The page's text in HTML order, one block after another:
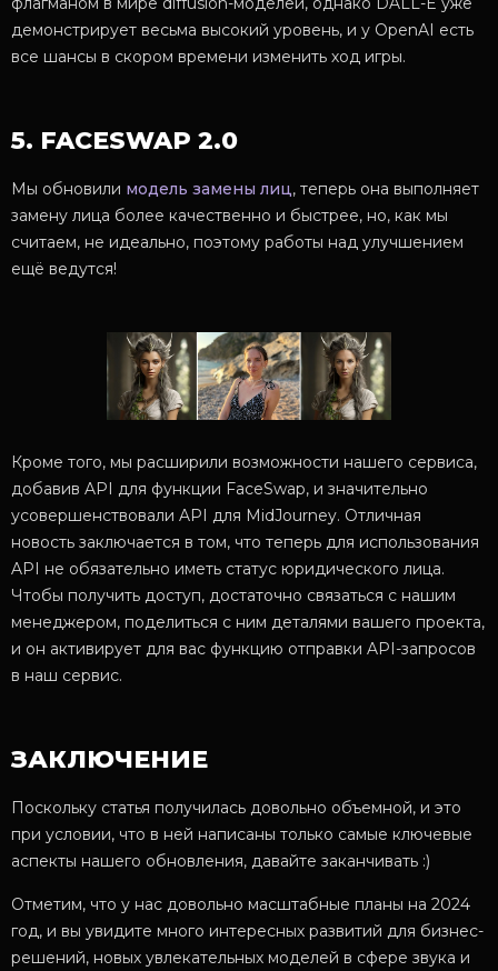
демонстрирует весьма высокий уровень, и у OpenAI есть
все шансы в скором времени изменить ход игры.
5. FACESWAP 2.0
Мы обновили модель замены лиц, теперь она выполняет
замену лица более качественно и быстрее, но, как мы
считаем, не идеально, поэтому работы над улучшением
ещё ведутся!
Кроме того, мы расширили возможности нашего сервиса,
добавив API для функции FaceSwap, и значительно
усовершенствовали API для MidJourney. Отличная
новость заключается в том, что теперь для использования
API не обязательно иметь статус юридического лица.
Чтобы получить доступ, достаточно связаться с нашим
менеджером, поделиться с ним деталями вашего проекта,
и он активирует для вас функцию отправки API-запросов
в наш сервис.
ЗАКЛЮЧЕНИЕ
Поскольку статья получилась довольно объемной, и это
при условии, что в ней написаны только самые ключевые
аспекты нашего обновления, давайте заканчивать :)
Отметим, что у нас довольно масштабные планы на 2024
год, и вы увидите много интересных развитий для бизнес-
решений, новых увлекательных моделей в сфере звука и